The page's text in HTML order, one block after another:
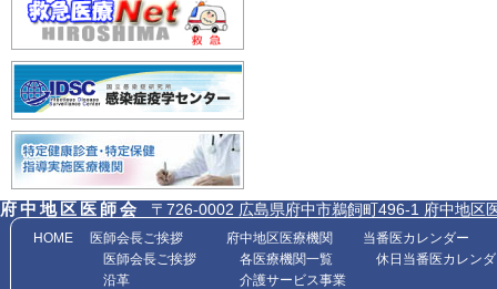
府中地区医師会 〒726-0002 広島県府中市鵜飼町496-1 府中地
HOME
医師会長ご挨拶
医師会長ご挨拶
沿革
府中地区医療機関
各医療機関一覧
介護サービス事業
当番医カレンダー
休日当番医カレン